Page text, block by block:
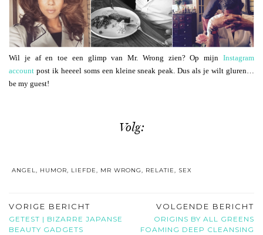
Wil je af en toe een glimp van Mr. Wrong zien? Op mijn Instagram
account post ik heeeel soms een kleine sneak peak. Dus als je wilt gluren…
be my guest!
Volg:
ANGEL, HUMOR, LIEFDE, MR WRONG, RELATIE, SEX
VORIGE BERICHT
GETEST | BIZARRE JAPANSE
BEAUTY GADGETS
VOLGENDE BERICHT
ORIGINS BY ALL GREENS
FOAMING DEEP CLEANSING